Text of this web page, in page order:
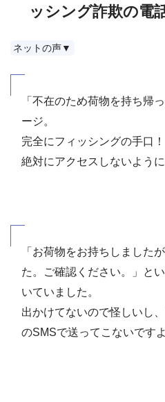
ッシング詐欺の電
ネットの声▼
「不在のため荷物を持ち帰
ージ。
完全にフィッシングの手口！
絶対にアクセスしないように
「お荷物をお持ちしました
た。ご確認ください。」と
いていました。
出かけてないので怪しいし
のSMSで送ってこないですよ